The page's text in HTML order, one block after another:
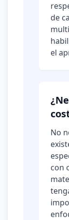
de
el
No
con